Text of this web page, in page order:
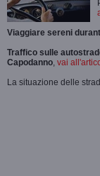
Viaggiare sereni
Traffico sulle
Capodanno, vai
La situazione delle